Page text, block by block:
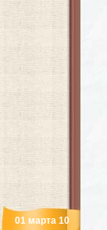
01 марта 10